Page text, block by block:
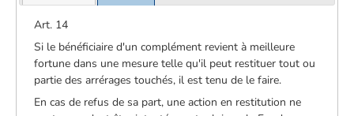
Art. 14
Si le bénéficiaire d'un complément revient à meilleure
fortune dans une mesure telle qu'il peut restituer tout ou
partie des arrérages touchés, il est tenu de le faire.
En cas de refus de sa part, une action en restitution ne